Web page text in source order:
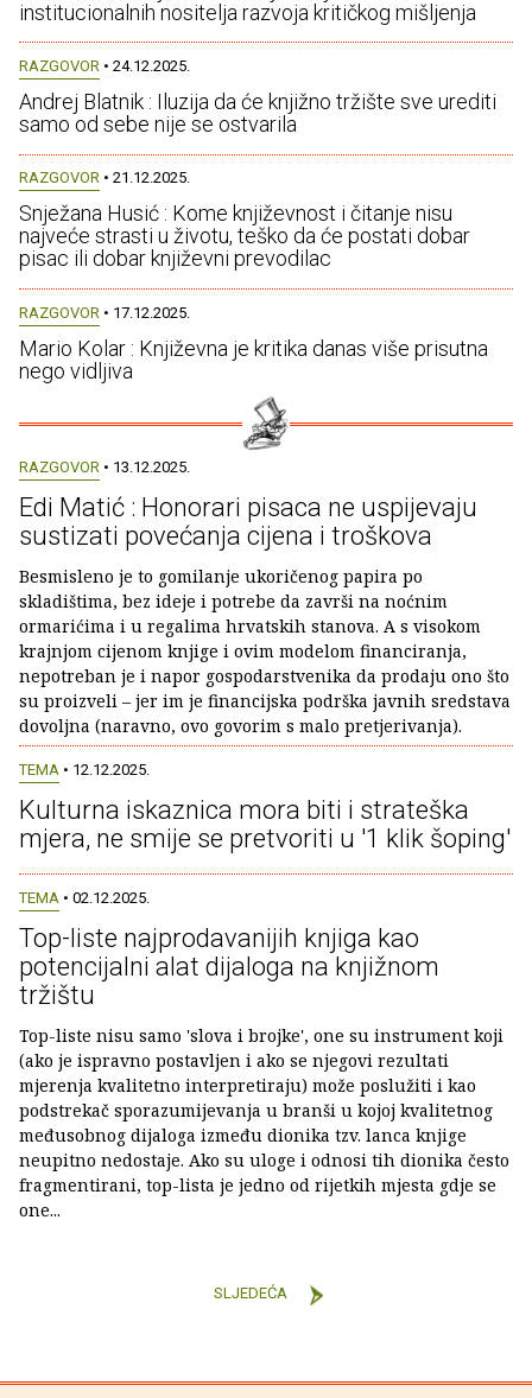
institucionalnih nositelja razvoja kritičkog mišljenja
RAZGOVOR • 24.12.2025.
Andrej Blatnik : Iluzija da će knjižno tržište sve urediti
samo od sebe nije se ostvarila
RAZGOVOR • 21.12.2025.
Snježana Husić : Kome književnost i čitanje nisu
najveće strasti u životu, teško da će postati dobar
pisac ili dobar književni prevodilac
RAZGOVOR • 17.12.2025.
Mario Kolar : Književna je kritika danas više prisutna
nego vidljiva
RAZGOVOR • 13.12.2025.
Edi Matić : Honorari pisaca ne uspijevaju
sustizati povećanja cijena i troškova
Besmisleno je to gomilanje ukoričenog papira po
skladištima, bez ideje i potrebe da završi na noćnim
ormarićima i u regalima hrvatskih stanova. A s visokom
krajnjom cijenom knjige i ovim modelom financiranja,
nepotreban je i napor gospodarstvenika da prodaju ono što
su proizveli – jer im je financijska podrška javnih sredstava
dovoljna (naravno, ovo govorim s malo pretjerivanja).
TEMA • 12.12.2025.
Kulturna iskaznica mora biti i strateška
mjera, ne smije se pretvoriti u '1 klik šoping'
TEMA • 02.12.2025.
Top-liste najprodavanijih knjiga kao
potencijalni alat dijaloga na knjižnom
tržištu
Top-liste nisu samo 'slova i brojke', one su instrument koji
(ako je ispravno postavljen i ako se njegovi rezultati
mjerenja kvalitetno interpretiraju) može poslužiti i kao
podstrekač sporazumijevanja u branši u kojoj kvalitetnog
međusobnog dijaloga između dionika tzv. lanca knjige
neupitno nedostaje. Ako su uloge i odnosi tih dionika često
fragmentirani, top-lista je jedno od rijetkih mjesta gdje se
one...
SLJEDEĆA